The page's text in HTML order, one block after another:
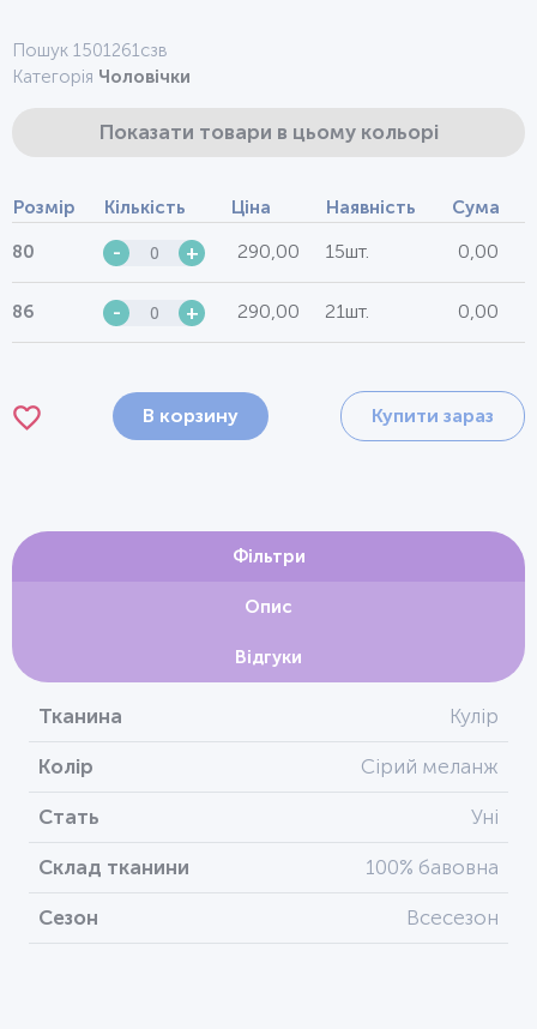
Пошук 1501261сзв
Категорія Чоловічки
Показати товари в цьому кольорі
Розмір Кількість Ціна Наявність Сума
80 - + 290,00 15шт. 0,00
86 - + 290,00 21шт. 0,00
В корзину Купити зараз
Фільтри
Опис
Відгуки
Тканина Кулір
Колір Сірий меланж
Стать Уні
Склад тканини 100% бавовна
Сезон Всесезон